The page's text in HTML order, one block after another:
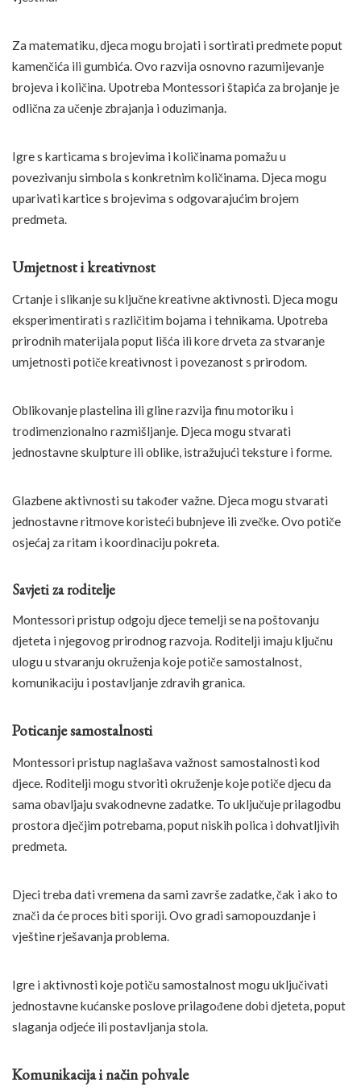
Za matematiku, djeca mogu brojati i sortirati predmete poput
kamenčića ili gumbića. Ovo razvija osnovno razumijevanje
brojeva i količina. Upotreba Montessori štapića za brojanje je
odlična za učenje zbrajanja i oduzimanja.
Igre s karticama s brojevima i količinama pomažu u
povezivanju simbola s konkretnim količinama. Djeca mogu
uparivati kartice s brojevima s odgovarajućim brojem
predmeta.
Umjetnost i kreativnost
Crtanje i slikanje su ključne kreativne aktivnosti. Djeca mogu
eksperimentirati s različitim bojama i tehnikama. Upotreba
prirodnih materijala poput lišća ili kore drveta za stvaranje
umjetnosti potiče kreativnost i povezanost s prirodom.
Oblikovanje plastelina ili gline razvija finu motoriku i
trodimenzionalno razmišljanje. Djeca mogu stvarati
jednostavne skulpture ili oblike, istražujući teksture i forme.
Glazbene aktivnosti su također važne. Djeca mogu stvarati
jednostavne ritmove koristeći bubnjeve ili zvečke. Ovo potiče
osjećaj za ritam i koordinaciju pokreta.
Savjeti za roditelje
Montessori pristup odgoju djece temelji se na poštovanju
djeteta i njegovog prirodnog razvoja. Roditelji imaju ključnu
ulogu u stvaranju okruženja koje potiče samostalnost,
komunikaciju i postavljanje zdravih granica.
Poticanje samostalnosti
Montessori pristup naglašava važnost samostalnosti kod
djece. Roditelji mogu stvoriti okruženje koje potiče djecu da
sama obavljaju svakodnevne zadatke. To uključuje prilagodbu
prostora dječjim potrebama, poput niskih polica i dohvatljivih
predmeta.
Djeci treba dati vremena da sami završe zadatke, čak i ako to
znači da će proces biti sporiji. Ovo gradi samopouzdanje i
vještine rješavanja problema.
Igre i aktivnosti koje potiču samostalnost mogu uključivati
jednostavne kućanske poslove prilagođene dobi djeteta, poput
slaganja odjeće ili postavljanja stola.
Komunikacija i način pohvale